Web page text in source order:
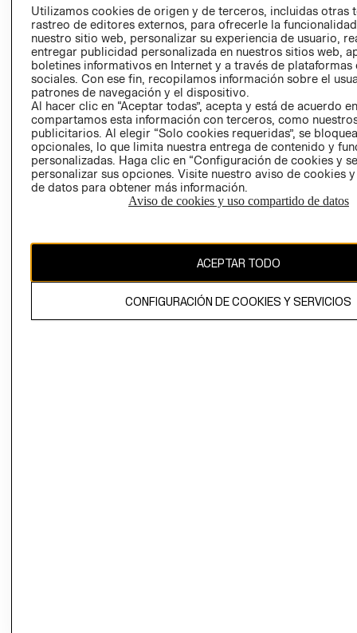
AVISO DE
PRIVACIDAD
GIFT CARD
AVISO DE
COOKIES
Chile ($)
El contenido de esta página web está protegido por copyright y es
propiedad de H&M Hennes & Mauritz AB.
Utilizamos cookies de origen y de terceros, incluidas otras
rastreo de editores externos, para ofrecerle la
nuestro sitio web, personalizar su experiencia de usuario,
entregar publicidad personalizada en nuestros sitios web,
boletines informativos en Internet y a través de plataformas
sociales. Con ese fin, recopilamos información sobre el
patrones de navegación y el dispositivo.
Al hacer clic en “Aceptar todas”, acepta y está de acuerdo
compartamos esta información con terceros, como
publicitarios. Al elegir “Solo cookies requeridas”, se
opcionales, lo que limita nuestra entrega de contenido y
personalizadas. Haga clic en “Configuración de cookies y
personalizar sus opciones. Visite nuestro aviso de cookies
de datos para obtener más información.
Aviso de cookies y uso compartido de datos
ACEPTAR TODO
CONFIGURACIÓN DE COOKIES Y SERVICIOS